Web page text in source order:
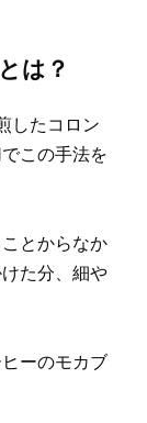
は？
したコロン
この手法を
とからなか
た分、細や
ーのモカブ